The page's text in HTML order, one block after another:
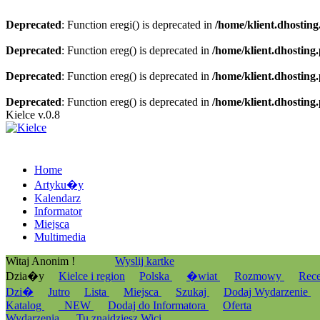
Deprecated: Function eregi() is deprecated in /home/
Deprecated: Function ereg() is deprecated in /home/
Deprecated: Function ereg() is deprecated in /home/
Deprecated: Function ereg() is deprecated in /home/
Kielce v.0.8
Home
Artyku�y
Kalendarz
Informator
Miejsca
Multimedia
Witaj Anonim !
Wyslij kartke
Dzia�y
Kielce i region Polska �wiat Rozmowy
Dzi�
Jutro Lista Miejsca Szukaj Dodaj Wydarzenie
Katalog
_NEW Dodaj do Informatora
Oferta